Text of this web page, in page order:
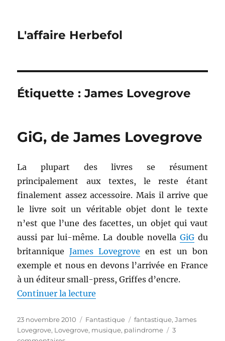
L'affaire Herbefol
Étiquette :James Lovegrove
GiG, de James Lovegrove
La plupart des livres se résument
principalement aux textes, le reste étant
finalement assez accessoire. Mais il arrive que
le livre soit un véritable objet dont le texte
n’est que l’une des facettes, un objet qui vaut
aussi par lui-même. La double novella GiGdu
britanniqueJames Lovegrove en est un bon
exemple et nous en devons l’arrivée en France
à un éditeur small-press, Griffes d’encre.
Continuer la lecture
Publié
le
23 novembre 2010 Catégories
Fantastique Étiquettes
fantastique,James
Lovegrove, Lovegrove, musique, palindrome
3